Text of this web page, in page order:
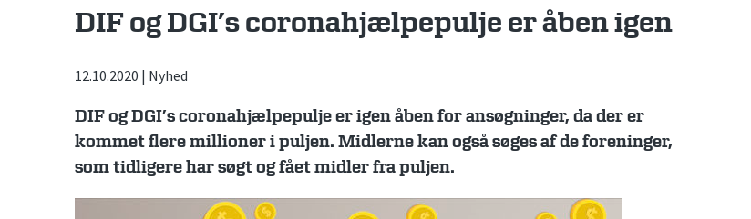
DIF og DGI’s coronahjælpepulje er åben igen
12.10.2020 | Nyhed
DIF og DGI’s coronahjælpepulje er igen åben for ansøgninger, da der er
kommet flere millioner i puljen. Midlerne kan også søges af de foreninger,
som tidligere har søgt og fået midler fra puljen.